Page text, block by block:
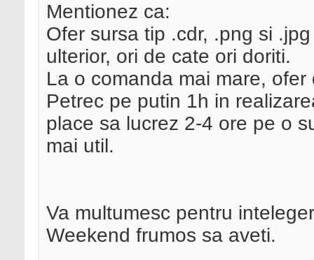
Mentionez ca:
Ofer sursa tip .cdr, .png si
ulterior, ori de cate ori doriti.
La o comanda mai mare,
Petrec pe putin 1h in
place sa lucrez 2-4 ore pe o
mai util.
Va multumesc pentru
Weekend frumos sa aveti.